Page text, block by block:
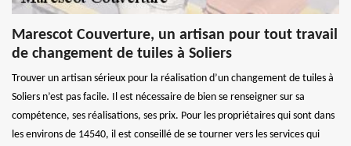
Marescot Couverture, un artisan pour tout travail
de changement de tuiles à Soliers
Trouver un artisan sérieux pour la réalisation d’un changement de tuiles à
Soliers n’est pas facile. Il est nécessaire de bien se renseigner sur sa
compétence, ses réalisations, ses prix. Pour les propriétaires qui sont dans
les environs de 14540, il est conseillé de se tourner vers les services qui